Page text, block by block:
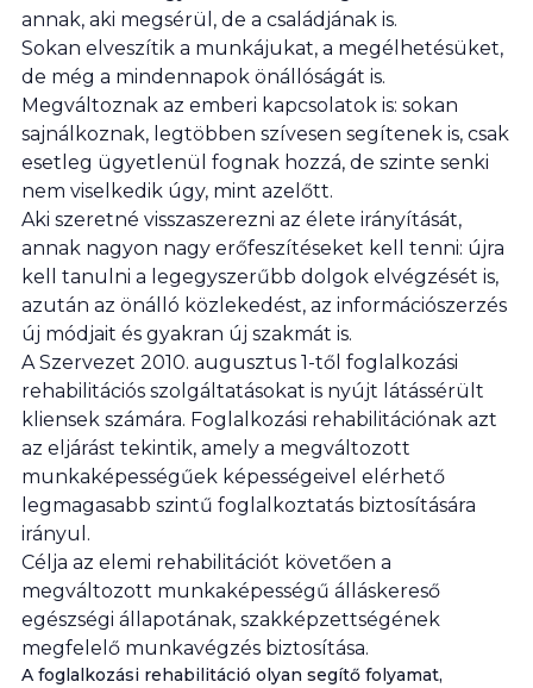
annak, aki megsérül, de a családjának is.
Sokan elveszítik a munkájukat, a megélhetésüket,
de még a mindennapok önállóságát is.
Megváltoznak az emberi kapcsolatok is: sokan
sajnálkoznak, legtöbben szívesen segítenek is, csak
esetleg ügyetlenül fognak hozzá, de szinte senki
nem viselkedik úgy, mint azelőtt.
Aki szeretné visszaszerezni az élete irányítását,
annak nagyon nagy erőfeszítéseket kell tenni: újra
kell tanulni a legegyszerűbb dolgok elvégzését is,
azután az önálló közlekedést, az információszerzés
új módjait és gyakran új szakmát is.
A Szervezet 2010. augusztus 1-től foglalkozási
rehabilitációs szolgáltatásokat is nyújt látássérült
kliensek számára. Foglalkozási rehabilitációnak azt
az eljárást tekintik, amely a megváltozott
munkaképességűek képességeivel elérhető
legmagasabb szintű foglalkoztatás biztosítására
irányul.
Célja az elemi rehabilitációt követően a
megváltozott munkaképességű álláskereső
egészségi állapotának, szakképzettségének
megfelelő munkavégzés biztosítása.
A foglalkozási rehabilitáció olyan segítő folyamat,